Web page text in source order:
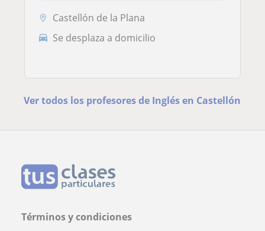
Castellón de la Plana
Se desplaza a domicilio
Ver todos los profesores de Inglés en Castellón
Términos y condiciones